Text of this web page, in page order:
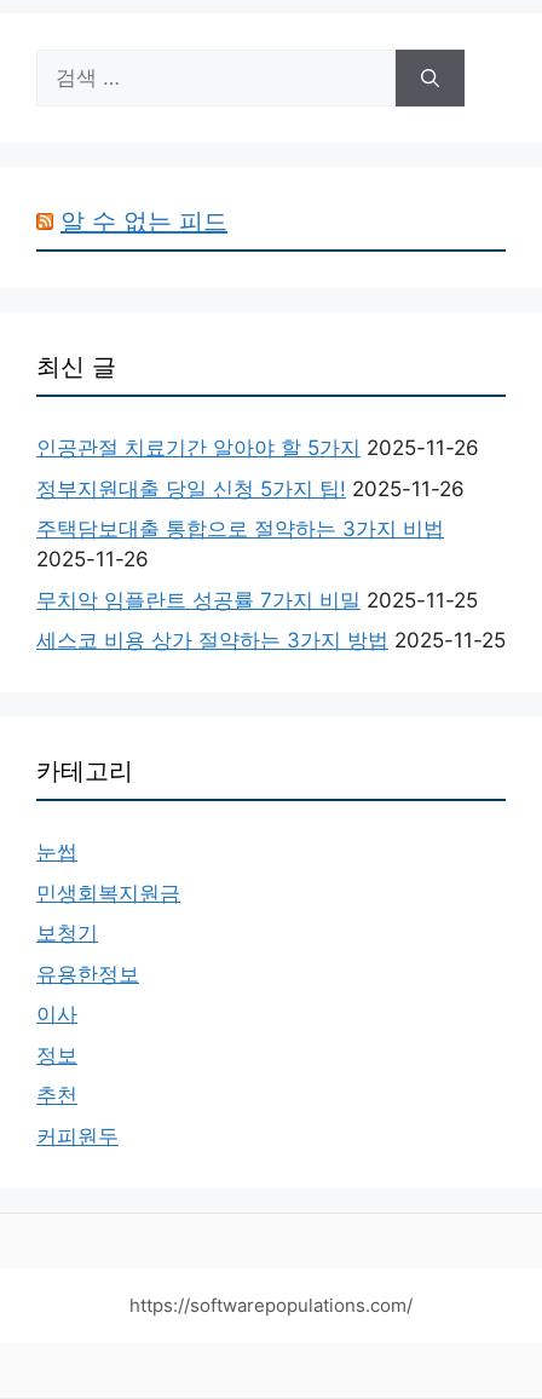
색:
알 수 없는 피드
최신 글
인공관절 치료기간 알아야 할 5가지 2025-11-26
정부지원대출 당일 신청 5가지 팁! 2025-11-26
주택담보대출 통합으로 절약하는 3가지 비법
2025-11-26
무치악 임플란트 성공률 7가지 비밀 2025-11-25
세스코 비용 상가 절약하는 3가지 방법 2025-11-25
카테고리
눈썹
민생회복지원금
보청기
유용한정보
이사
정보
추천
커피원두
https://softwarepopulations.com/